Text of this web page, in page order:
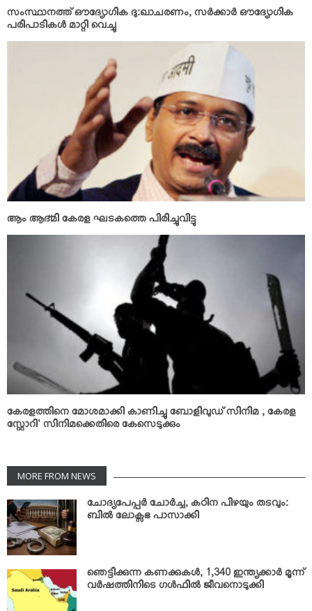
സംസ്ഥാനത്ത് ഔദ്യോഗിക ദു:ഖാചരണം; സര്‍ക്കാര്‍ ഔദ്യോഗിക
പരിപാടികള്‍ മാറ്റി വെച്ചു
ആം ആദ്മി കേരള ഘടകത്തെ പിരിച്ചുവിട്ടു
കേരളത്തിനെ മോശമാക്കി കാണിച്ചു ബോളിവുഡ് സിനിമ ; കേരള
സ്റ്റോറി’ സിനിമക്കെതിരെ കേസെടുക്കും
MORE FROM NEWS
ചോദ്യപേപ്പര്‍ ചോര്‍ച്ച; കഠിന പിഴയും തടവും:
ബില്‍ ലോക്സഭ പാസാക്കി
ഞെട്ടിക്കുന്ന കണക്കുകള്‍; 1,340 ഇന്ത്യക്കാര്‍ മൂന്ന്
വര്‍ഷത്തിനിടെ ഗള്‍ഫില്‍ ജീവനൊടുക്കി